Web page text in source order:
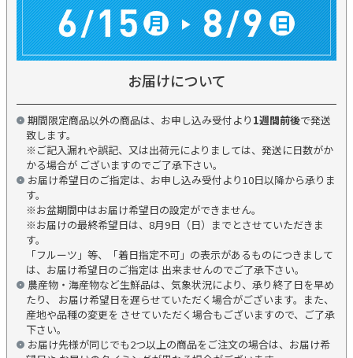
お届けについて
期間限定商品以外の商品は、お申し込み受付より 1週間前後で発送
致します。
※ご記入漏れや誤記、又は出荷元によりましては、発送に日数がか
かる場合が ございますのでご了承下さい。
お届け希望日のご指定は、お申し込み受付より10日以降から承りま
す。
※お盆期間中はお届け希望日の設定ができません。
※お届けの最終希望日は、8月9日（日）までとさせていただきま
す。
「フルーツ」等、「着日指定不可」の表示があるものにつきまして
は、お届け希望日のご指定は 出来ませんのでご了承下さい。
農産物・海産物など生鮮品は、気象状況により、承り終了日を早め
たり、 お届け希望日を遅らせていただく場合がございます。また、
産地や品種の変更を させていただく場合もございますので、ご了承
下さい。
お届け先様が同じでも2つ以上の商品をご注文の場合は、お届け希